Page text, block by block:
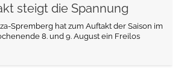
steigt die Spannung
Spremberg hat zum Auftakt der Saison im
8. und 9. August ein Freilos